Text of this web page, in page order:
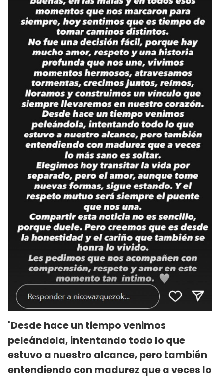
"Desde hace un tiempo venimos
peleándola, intentando todo lo que
estuvo a nuestro alcance, pero también
entendiendo con madurez que a veces lo